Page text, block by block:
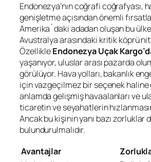
Endonezya’nın coğrafi coğrafyası,
genişletme açısından önemli
Amerika`daki adadan oluşan bu
Avustralya arasındaki kritik köprü
ÖzellikleEndonezya Uçak
yaşanıyor, uluslar arası pazarda
görülüyor. Hava yolları, bakanlık
için vazgeçilmez bir seçenek
anlamda gelişmiş havaalanları ve
ticaretin ve seyahatlerin
Ancak bu kişinin yanı bazı zorluklar
bulundurulmalıdır.
Avantajlar